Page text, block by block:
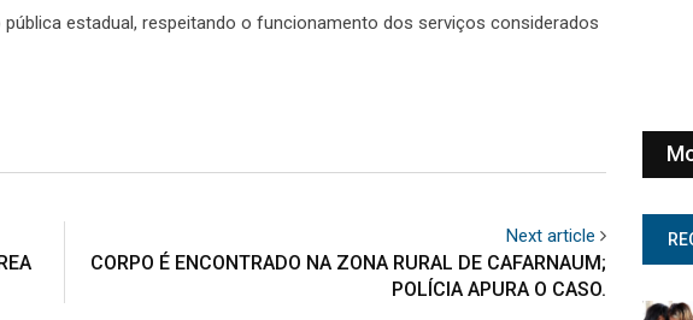
estadual, respeitando o funcionamento dos serviços considerados
Next article
CORPO É ENCONTRADO NA ZONA RURAL DE CAFARNAUM;
POLÍCIA APURA O CASO.